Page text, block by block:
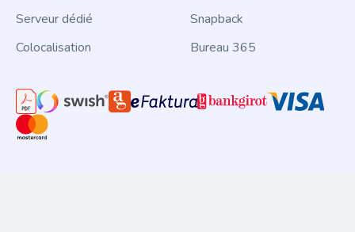
Serveur dédié
Colocalisation
Snapback
Bureau 365